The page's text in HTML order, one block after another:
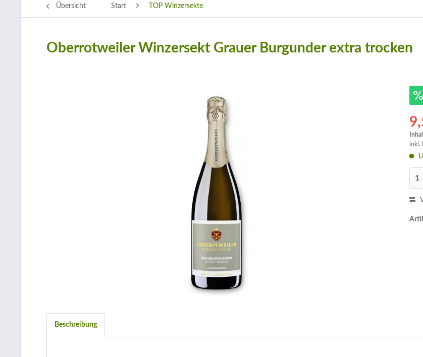
Übersicht Start TOP Winzersekte
Oberrotweiler Winzersekt Grauer Burgunder extra trocken
inkl.
Beschreibung